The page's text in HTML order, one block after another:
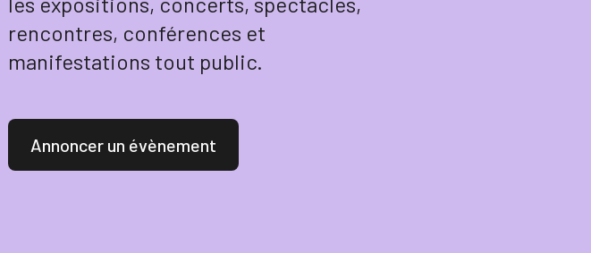
rencontres, conférences et
manifestations tout public.
Annoncer un évènement